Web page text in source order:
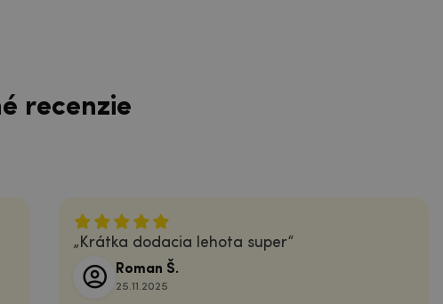
recenzie
Krátka dodacia lehota super
Roman Š.
25.11.2025